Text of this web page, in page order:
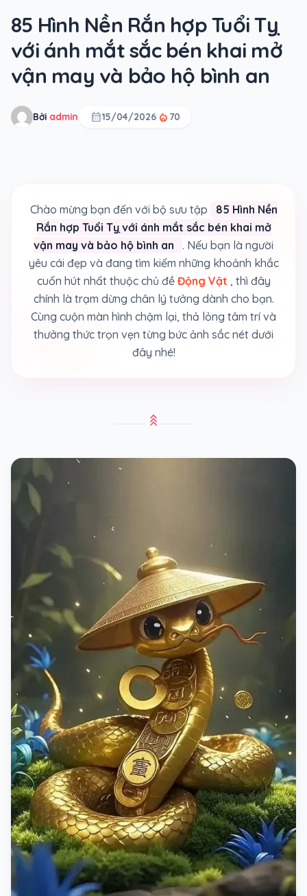
85 Hình Nền Rắn hợp Tuổi Tỵ
với ánh mắt sắc bén khai mở
vận may và bảo hộ bình an
Bởi admin calendar_month15/04/2026 local_fire_department 70
Chào mừng bạn đến với bộ sưu tập
85 Hình Nền
Rắn hợp Tuổi Tỵ với ánh mắt sắc bén khai mở
vận may và bảo hộ bình an
. Nếu bạn là người
yêu cái đẹp và đang tìm kiếm những khoảnh khắc
cuốn hút nhất thuộc chủ đề Động Vật , thì đây
chính là trạm dừng chân lý tưởng dành cho bạn.
Cùng cuộn màn hình chậm lại, thả lỏng tâm trí và
thưởng thức trọn vẹn từng bức ảnh sắc nét dưới
đây nhé!
stat_3